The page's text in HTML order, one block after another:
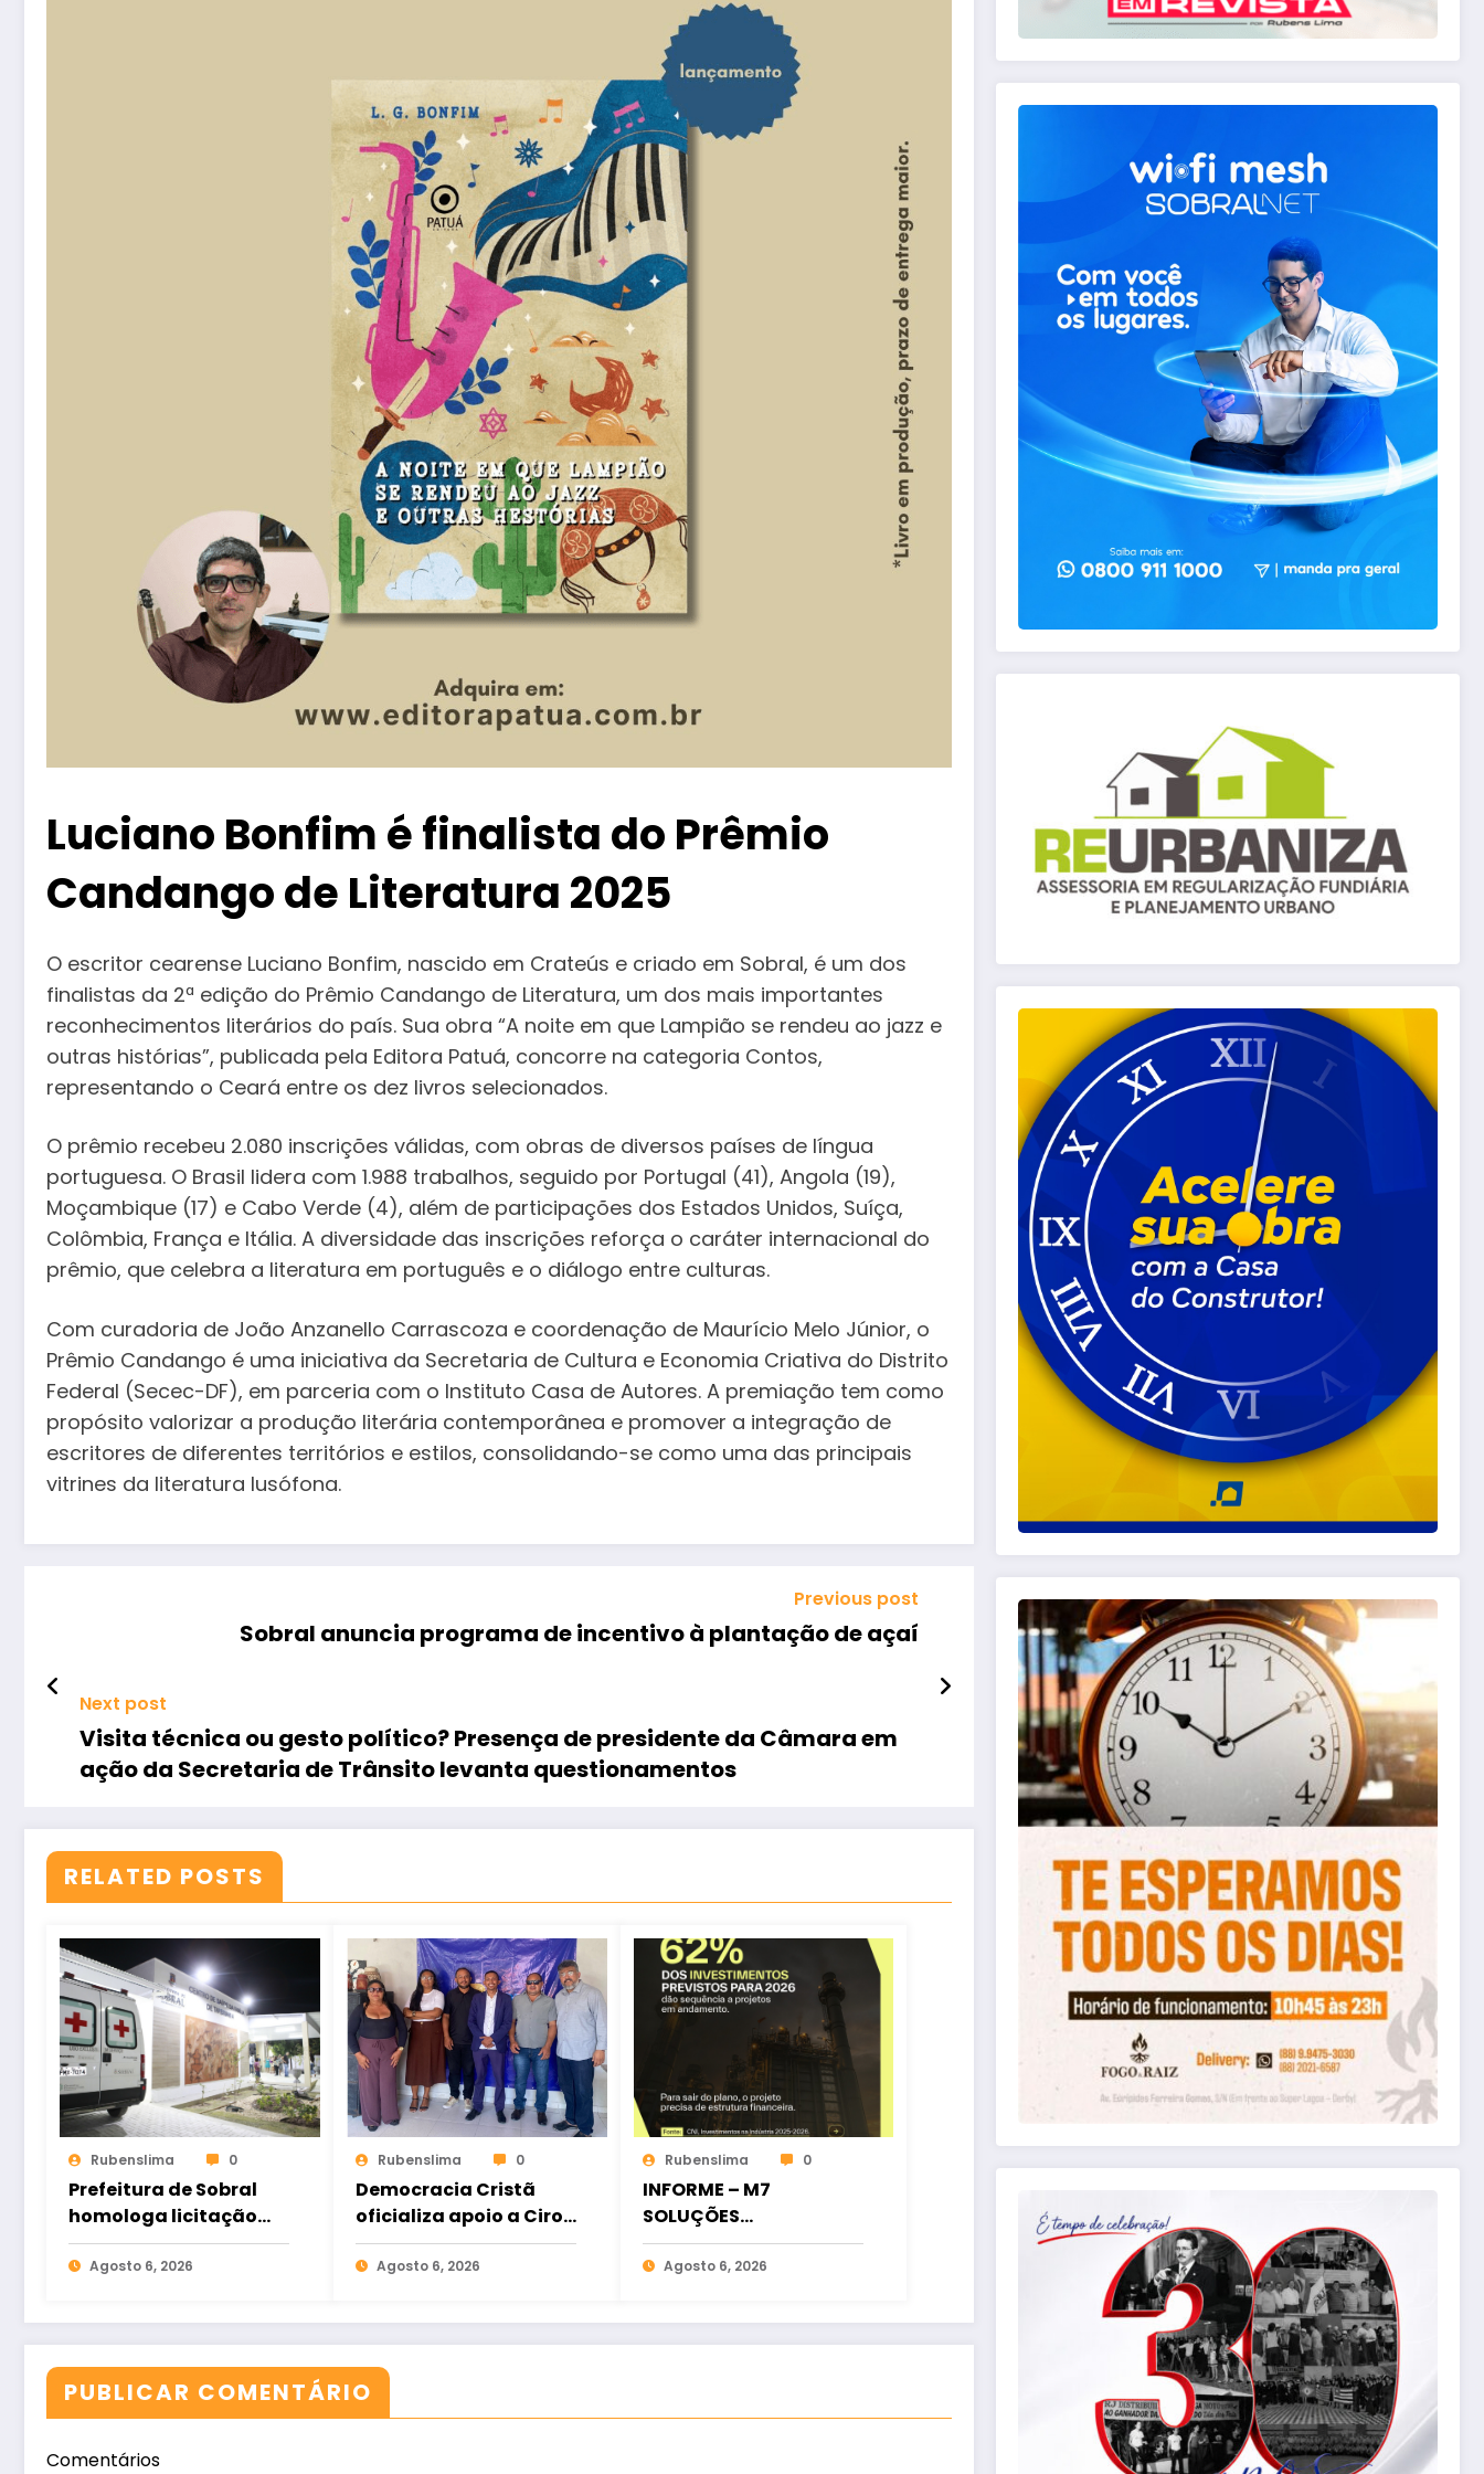
Luciano Bonfim é finalista do Prêmio
Candango de Literatura 2025
O escritor cearense Luciano Bonfim, nascido em Crateús e criado em Sobral, é um dos
finalistas da 2ª edição do Prêmio Candango de Literatura, um dos mais importantes
reconhecimentos literários do país. Sua obra “A noite em que Lampião se rendeu ao jazz e
outras histórias”, publicada pela Editora Patuá, concorre na categoria Contos,
representando o Ceará entre os dez livros selecionados.
O prêmio recebeu 2.080 inscrições válidas, com obras de diversos países de língua
portuguesa. O Brasil lidera com 1.988 trabalhos, seguido por Portugal (41), Angola (19),
Moçambique (17) e Cabo Verde (4), além de participações dos Estados Unidos, Suíça,
Colômbia, França e Itália. A diversidade das inscrições reforça o caráter internacional do
prêmio, que celebra a literatura em português e o diálogo entre culturas.
Com curadoria de João Anzanello Carrascoza e coordenação de Maurício Melo Júnior, o
Prêmio Candango é uma iniciativa da Secretaria de Cultura e Economia Criativa do Distrito
Federal (Secec-DF), em parceria com o Instituto Casa de Autores. A premiação tem como
propósito valorizar a produção literária contemporânea e promover a integração de
escritores de diferentes territórios e estilos, consolidando-se como uma das principais
vitrines da literatura lusófona.
Previous post
Sobral anuncia programa de incentivo à plantação de açaí
Next post
Visita técnica ou gesto político? Presença de presidente da Câmara em
ação da Secretaria de Trânsito levanta questionamentos
RELATED POSTS
Rubenslima 0
Prefeitura de Sobral
homologa licitação
para construção do
Hospital de Taperuaba
Agosto 6, 2026
Rubenslima 0
Democracia Cristã
oficializa apoio a Ciro
Gomes e amplia
aliança da oposição
Agosto 6, 2026
Rubenslima 0
INFORME – M7
SOLUÇÕES
FINANCEIRAS
Agosto 6, 2026
PUBLICAR COMENTÁRIO
Comentários